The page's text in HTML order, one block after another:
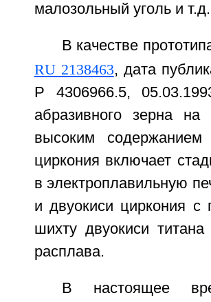
малозольный уголь и т.д.
В качестве
RU 2138463, дата
Р 4306966.5,
абразивного зерна на
высоким содержанием
циркония включает
в электроплавильную
и двуокиси циркония
шихту двуокиси
расплава.
В настоящее